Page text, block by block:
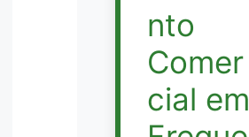
nto
Comer
cial em